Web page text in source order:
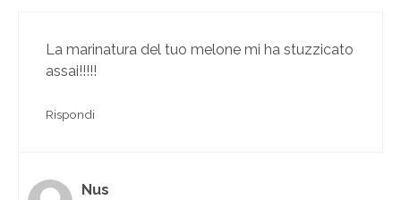
La marinatura del tuo melone mi ha stuzzicato
assai!!!!!
Rispondi
Nus